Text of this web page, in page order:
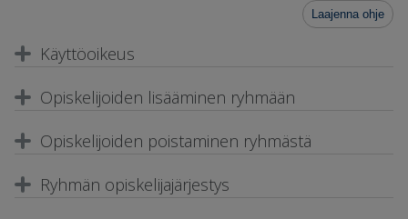
Laajenna ohje
Käyttöoikeus
Opiskelijoiden lisääminen ryhmään
Opiskelijoiden poistaminen ryhmästä
Ryhmän opiskelijajärjestys